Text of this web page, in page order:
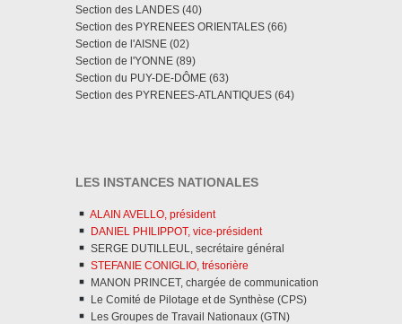
Section des LANDES (40)
Section des PYRENEES ORIENTALES (66)
Section de l'AISNE (02)
Section de l'YONNE (89)
Section du PUY-DE-DÔME (63)
Section des PYRENEES-ATLANTIQUES (64)
LES INSTANCES NATIONALES
ALAIN AVELLO, président
DANIEL PHILIPPOT, vice-président
SERGE DUTILLEUL, secrétaire général
STEFANIE CONIGLIO, trésorière
MANON PRINCET, chargée de communication
Le Comité de Pilotage et de Synthèse (CPS)
Les Groupes de Travail Nationaux (GTN)